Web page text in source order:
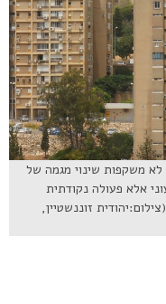
לא משקפות שינוי מגמה של
אלא פעולה נקודתית
זוננשטיין,